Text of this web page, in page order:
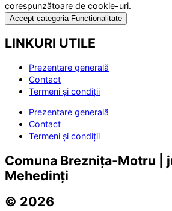
corespunzătoare de cookie-uri.
Accept categoria Funcționalitate
LINKURI UTILE
Prezentare generală
Contact
Termeni și condiții
Prezentare generală
Contact
Termeni și condiții
Comuna Breznița-Motru |
Mehedinți
© 2026